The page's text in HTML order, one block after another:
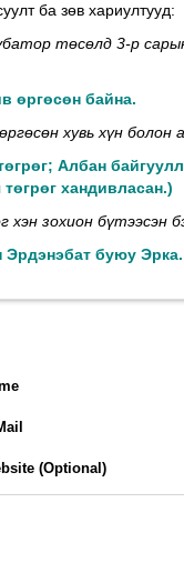
ба зөв хариултууд:
төсөлд 3-р
өргөсөн байна.
хувь хүн болон
Албан
хандивласан.)
хэн зохион бүтээсэн
Эрдэнэбат буюу Эрка.
(Optional)